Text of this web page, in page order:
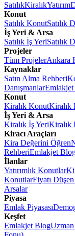
SatılıkKiralıkYatırım
Konut
Satılık KonutSatılık
İş Yeri & Arsa
Satılık İş YeriSatılık
Projeler
Tüm ProjelerAnkara
Kaynaklar
Satın Alma Rehberi
Danışmanlar
Konut
Kiralık KonutKiralık
İş Yeri & Arsa
Kiralık İş YeriKiralık
Kiracı Araçları
Kira Değerini Öğren
RehberiEmlakjet
İlanlar
Yatırımlık Konutlar
KonutlarFiyatı
Arsalar
Piyasa
Emlak Piyasası
Keşfet
Emlakjet BlogUzman